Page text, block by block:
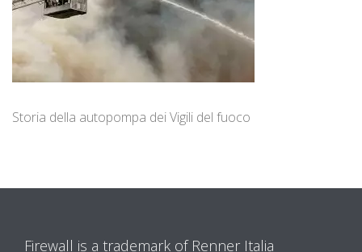
Storia della autopompa dei Vigili del fuoco
Firewall is a trademark of Renner Italia